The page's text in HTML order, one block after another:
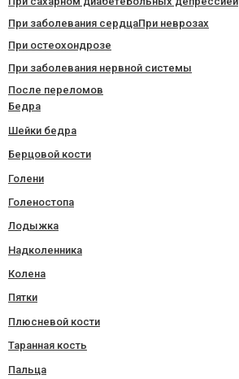
При заболевания сердцаПри неврозах
При остеохондрозе
При заболевания нервной системы
После переломов
Бедра
Шейки бедра
Берцовой кости
Голени
Голеностопа
Лодыжка
Надколенника
Колена
Пятки
Плюсневой кости
Таранная кость
Пальца